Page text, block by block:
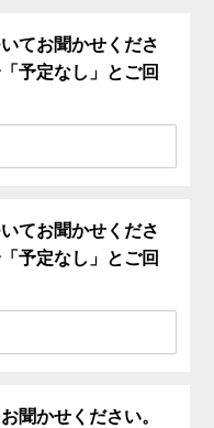
てお聞かせくださ
予定なし」とご回
てお聞かせくださ
予定なし」とご回
聞かせください。